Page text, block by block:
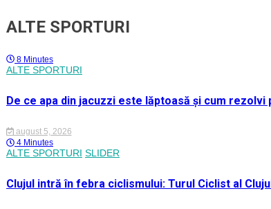
ALTE SPORTURI
8 Minutes
ALTE SPORTURI
De ce apa din jacuzzi este lăptoasă și cum
august 5, 2026
4 Minutes
ALTE SPORTURI SLIDER
Clujul intră în febra ciclismului: Turul Ciclist al